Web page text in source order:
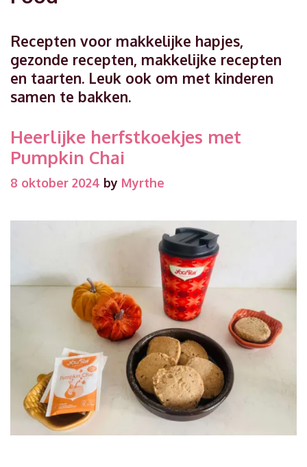
Recepten voor makkelijke hapjes,
gezonde recepten, makkelijke recepten
en taarten. Leuk ook om met kinderen
samen te bakken.
Heerlijke herfstkoekjes met
Pumpkin Chai
8 oktober 2024 by Myrthe